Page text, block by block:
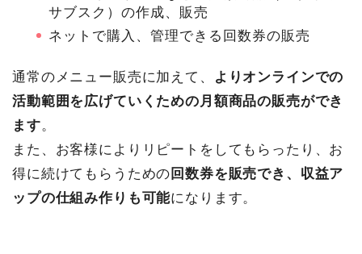
サブスク）の作成、販売
ネットで購入、管理できる回数券の販売
通常のメニュー販売に加えて、
よりオンラインでの
活動範囲を広げていくための月額商品の販売ができ
ます。
また、お客様によりリピートをしてもらったり、お
得に続けてもらうための 回数券を販売でき、収益ア
ップの仕組み作りも可能になります。